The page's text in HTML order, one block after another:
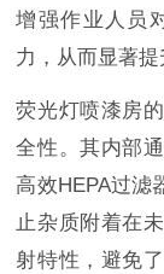
增强作业人员
力，从而显著提
荧光灯喷漆房
全性。其内部
高效HEPA过滤
止杂质附着在
射特性，避免